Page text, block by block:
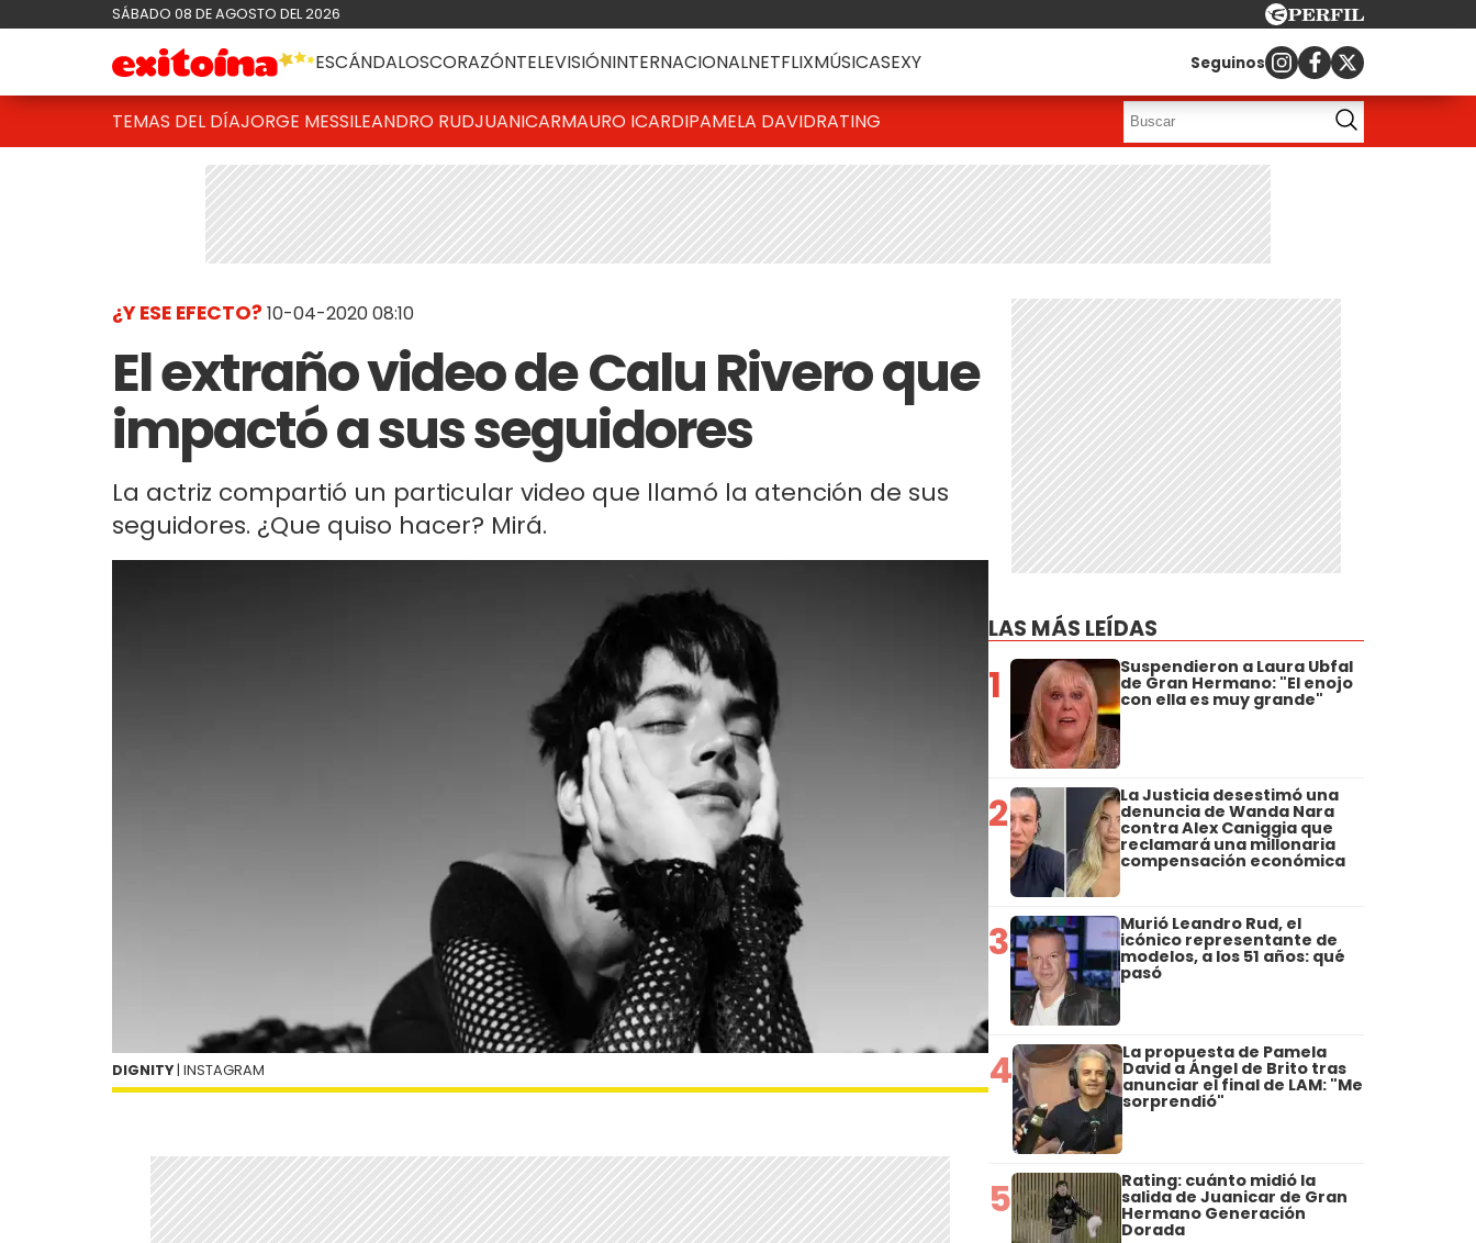
SÁBADO 08 DE AGOSTO DEL 2026
ESCÁNDALOSCORAZÓNTELEVISIÓNINTERNACIONALNETFLIXMÚSICASEXY Seguinos
TEMAS DEL DÍAJORGE MESSILEANDRO RUDJUANICARMAURO ICARDIPAMELA DAVIDRATING
¿Y ESE EFECTO? 10-04-2020 08:10
El extraño video de Calu Rivero que
impactó a sus seguidores
La actriz compartió un particular video que llamó la atención de sus
seguidores. ¿Que quiso hacer? Mirá.
DIGNITY| INSTAGRAM
LAS MÁS LEÍDAS
1 Suspendieron a Laura Ubfal
de Gran Hermano: "El enojo
con ella es muy grande"
2 La Justicia desestimó una
denuncia de Wanda Nara
contra Alex Caniggia que
reclamará una millonaria
compensación económica
3 Murió Leandro Rud, el
icónico representante de
modelos, a los 51 años: qué
pasó
4 La propuesta de Pamela
David a Ángel de Brito tras
anunciar el final de LAM: "Me
sorprendió"
5 Rating: cuánto midió la
salida de Juanicar de Gran
Hermano Generación
Dorada